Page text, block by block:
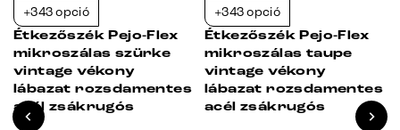
+343 opció
Étkezőszék Pejo-Flex
mikroszálas szürke
vintage vékony
lábazat rozsdamentes
acél zsákrugós
+343 opció
Étkezőszék Pejo-Flex
mikroszálas taupe
vintage vékony
lábazat rozsdamentes
acél zsákrugós